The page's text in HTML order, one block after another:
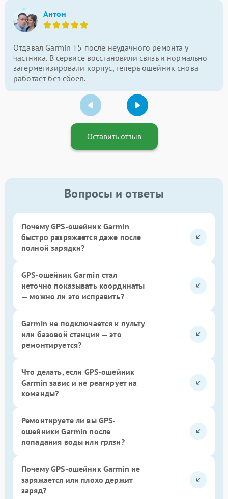
Антон
Отдавал Garmin T5 после неудачного ремонта у
частника. В сервисе восстановили связь и нормально
загерметизировали корпус, теперь ошейник снова
работает без сбоев.
Оставить отзыв
Вопросы и ответы
Почему GPS-ошейник Garmin
быстро разряжается даже после
полной зарядки?
GPS-ошейник Garmin стал
неточно показывать координаты
— можно ли это исправить?
Garmin не подключается к пульту
или базовой станции — это
ремонтируется?
Что делать, если GPS-ошейник
Garmin завис и не реагирует на
команды?
Ремонтируете ли вы GPS-
ошейники Garmin после
попадания воды или грязи?
Почему GPS-ошейник Garmin не
заряжается или плохо держит
заряд?